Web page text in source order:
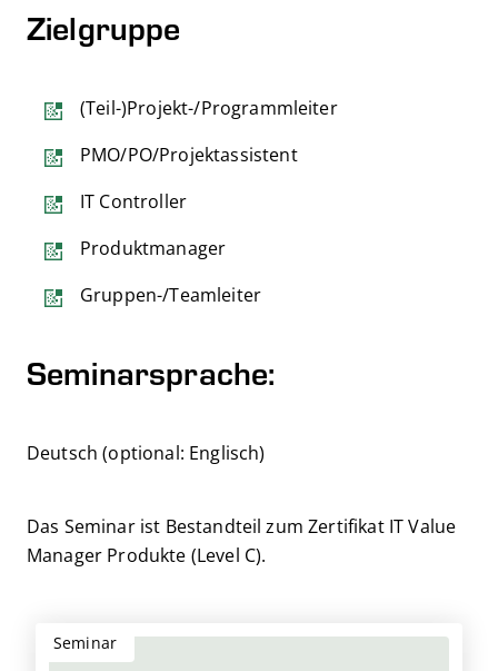
Zielgruppe
(Teil-)Projekt-/Programmleiter
PMO/PO/Projektassistent
IT Controller
Produktmanager
Gruppen-/Teamleiter
Seminarsprache:
Deutsch (optional: Englisch)
Das Seminar ist Bestandteil zum Zertifikat IT Value
Manager Produkte (Level C).
Seminar